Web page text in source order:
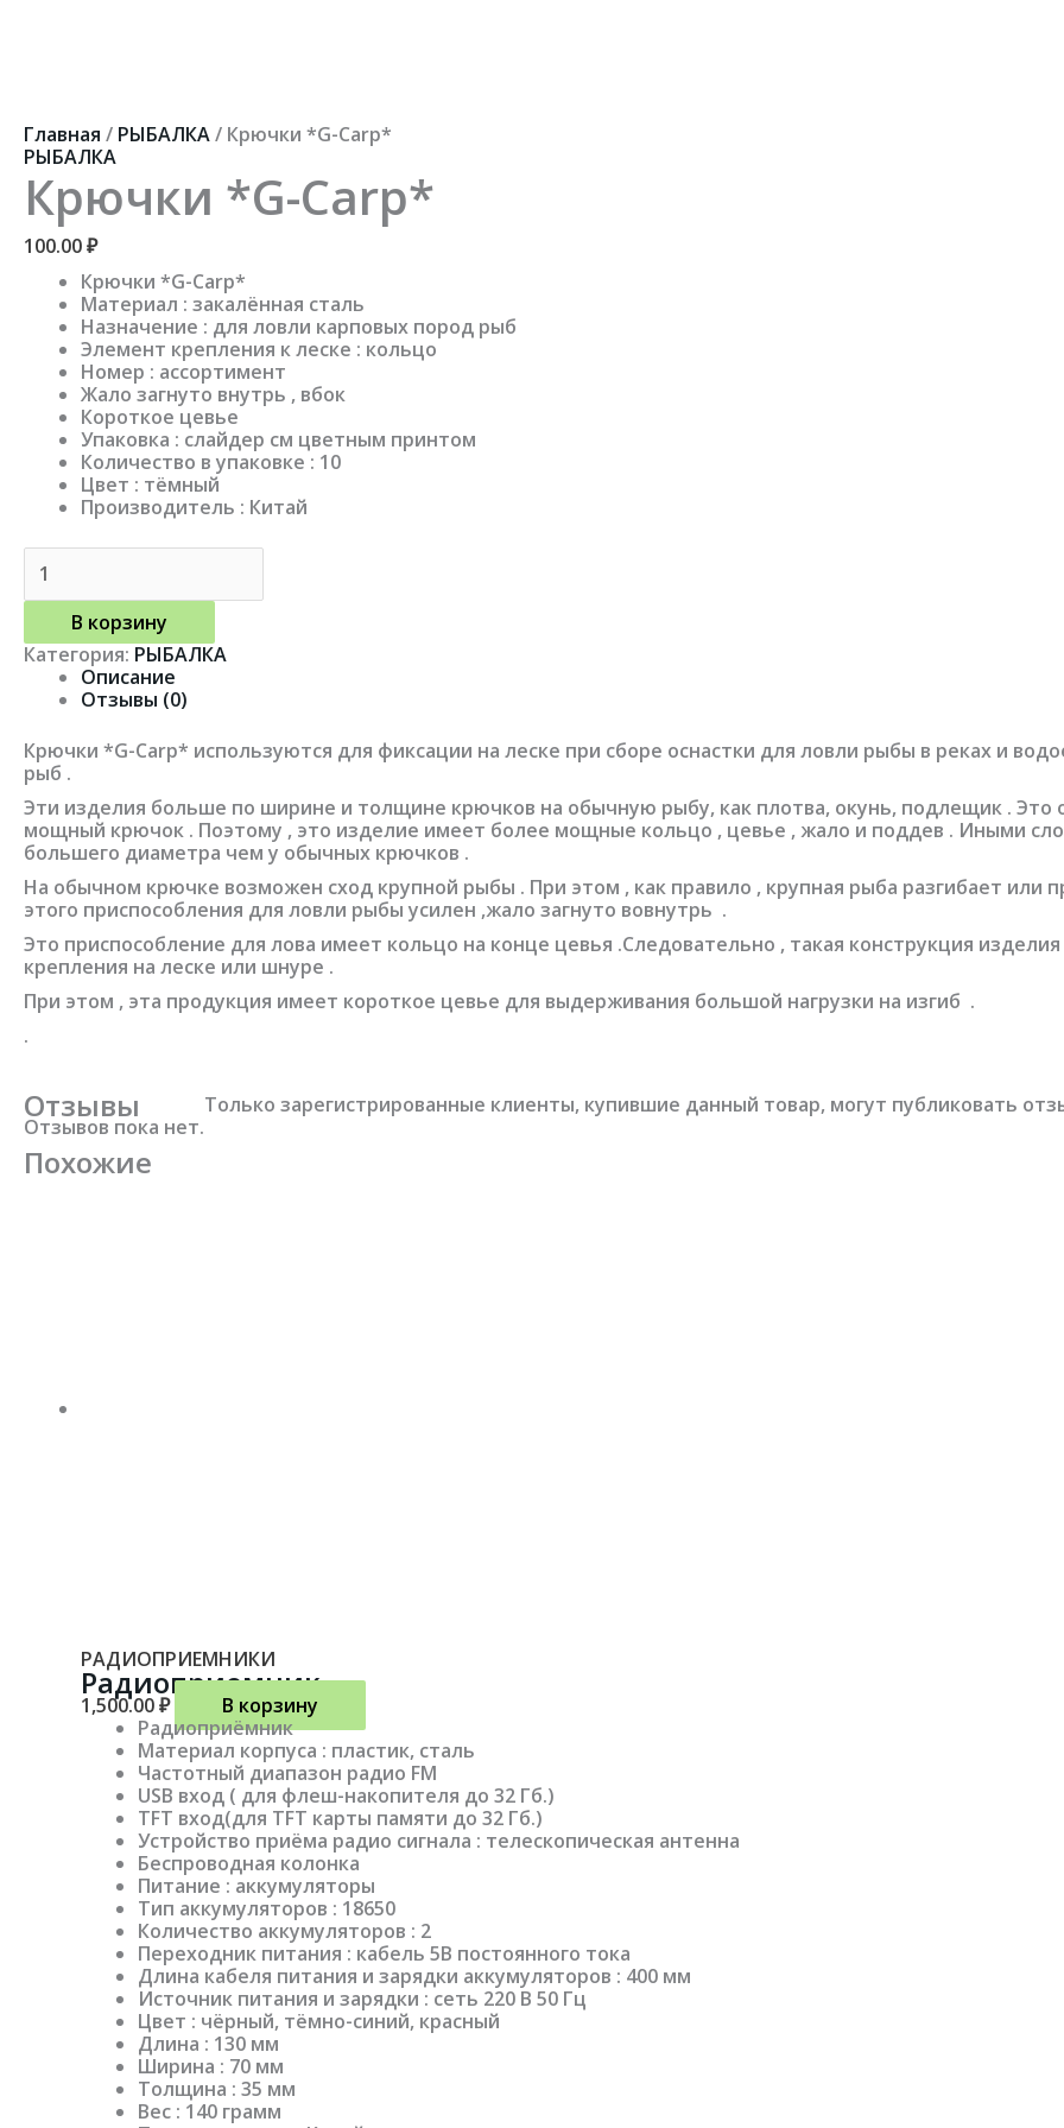
Главная / РЫБАЛКА/ Крючки *G-Carp*
РЫБАЛКА
Крючки *G-Carp*
100.00₽
Крючки *G-Carp*
Материал : закалённая сталь
Назначение : для ловли карповых пород рыб
Элемент крепления к леске : кольцо
Номер : ассортимент
Жало загнуто внутрь , вбок
Короткое цевье
Упаковка : слайдер см цветным принтом
Количество в упаковке : 10
Цвет : тёмный
Производитель : Китай
Крючки
*G-
Carp*
В корзину
Категория: РЫБАЛКА
Описание
Отзывы (0)
Крючки *G-Carp* используются для фиксации на леске при сборе оснастки для ловли рыбы в реках и
рыб .
Эти изделия больше по ширине и толщине крючков на обычную рыбу, как плотва, окунь, подлещик . Это
мощный крючок . Поэтому , это изделие имеет более мощные кольцо , цевье , жало и поддев . Иными
большего диаметра чем у обычных крючков .
На обычном крючке возможен сход крупной рыбы . При этом , как правило , крупная рыба разгибает или
этого приспособления для ловли рыбы усилен ,жало загнуто вовнутрь .
Это приспособление для лова имеет кольцо на конце цевья .Следовательно , такая конструкция
крепления на леске или шнуре .
При этом , эта продукция имеет короткое цевье для выдерживания большой нагрузки на изгиб .
.
Отзывы
Отзывов пока нет.
Только зарегистрированные клиенты, купившие данный товар, могут публиковать
Похожие
РАДИОПРИЕМНИКИ
Радиоприемник
1,500.00₽
В корзину
Радиоприёмник
Материал корпуса : пластик, сталь
Частотный диапазон радио FM
USB вход ( для флеш-накопителя до 32 Гб.)
TFT вход(для TFT карты памяти до 32 Гб.)
Устройство приёма радио сигнала : телескопическая антенна
Беспроводная колонка
Питание : аккумуляторы
Тип аккумуляторов : 18650
Количество аккумуляторов : 2
Переходник питания : кабель 5В постоянного тока
Длина кабеля питания и зарядки аккумуляторов : 400 мм
Источник питания и зарядки : сеть 220 В 50 Гц
Цвет : чёрный, тёмно-синий, красный
Длина : 130 мм
Ширина : 70 мм
Толщина : 35 мм
Вес : 140 грамм